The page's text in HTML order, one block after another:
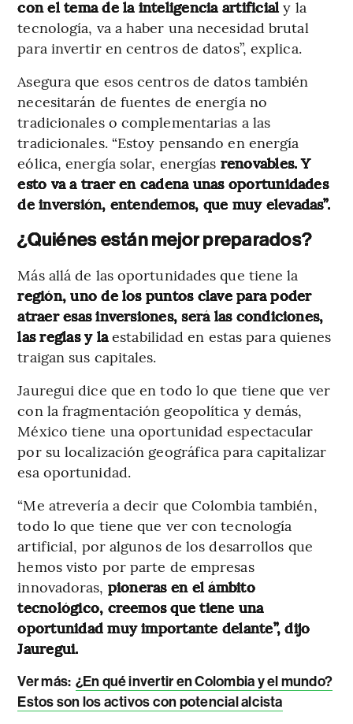
con el tema de la inteligencia artificialy la
tecnología, va a haber una necesidad brutal
para invertir en centros de datos”, explica.
Asegura que esos centros de datos también
necesitarán de fuentes de energía no
tradicionales o complementarias a las
tradicionales. “Estoy pensando en energía
eólica, energía solar, energías renovables. Y
esto va a traer en cadena unas oportunidades
de inversión, entendemos, que muy elevadas”.
¿Quiénes están mejor preparados?
Más allá de las oportunidades que tiene la
región, uno de los puntos clave para poder
atraer esas inversiones, será las condiciones,
las reglas y laestabilidad en estas para quienes
traigan sus capitales.
Jauregui dice que en todo lo que tiene que ver
con la fragmentación geopolítica y demás,
México tiene una oportunidad espectacular
por su localización geográfica para capitalizar
esa oportunidad.
“Me atrevería a decir que Colombia también,
todo lo que tiene que ver con tecnología
artificial, por algunos de los desarrollos que
hemos visto por parte de empresas
innovadoras, pioneras en el ámbito
tecnológico, creemos que tiene una
oportunidad muy importante delante”, dijo
Jauregui.
Ver más: ¿En qué invertir en Colombia y el mundo?
Estos son los activos con potencial alcista